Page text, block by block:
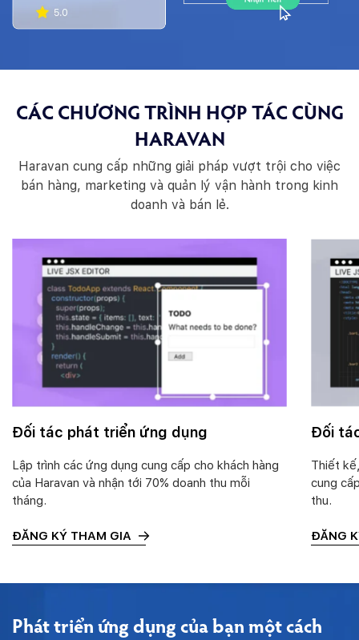
CÁC CHƯƠNG TRÌNH HỢP TÁC CÙNG
HARAVAN
Haravan cung cấp những giải pháp vượt trội cho việc
bán hàng, marketing và quản lý vận hành trong kinh
doanh và bán lẻ.
Đối tác phát triển ứng dụng
Lập trình các ứng dụng cung cấp cho khách hàng
của Haravan và nhận tới 70% doanh thu mỗi
tháng.
ĐĂNG KÝ THAM GIA
Đối
Thiết
cung
thu.
ĐĂNG
Phát triển ứng dụng của bạn một cách